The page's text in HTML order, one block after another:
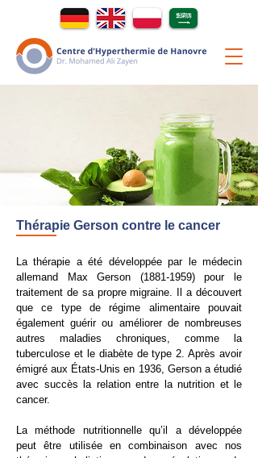
Thérapie Gerson contre le cancer
La thérapie a été développée par le médecin
allemand Max Gerson (1881-1959)pour le
traitement de sa propre migraine. Il a découvert
que ce type de régime alimentaire pouvait
également guérir ou améliorer de nombreuses
autres maladies chroniques, comme la
tuberculose et le diabète de type 2. Après avoir
émigré aux États-Unis en 1936, Gerson a étudié
avec succès la relation entre la nutrition et le
cancer.
​La méthode nutritionnelle qu’il a développée
peut être utilisée en combinaison avec nos